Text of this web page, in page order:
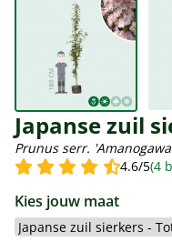
Japanse zuil
Prunus serr.
4.6/5(4
Kies jouw maat